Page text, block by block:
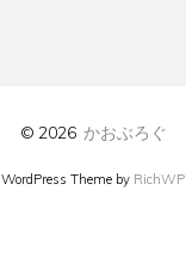
© 2026 かおぶろぐ
WordPress Theme by RichWP